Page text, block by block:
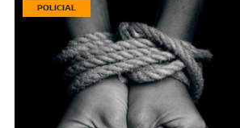
POLICIAL